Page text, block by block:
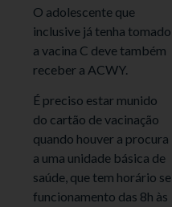
O adolescente que
inclusive já tenha tomado
a vacina C deve também
receber a ACWY.
É preciso estar munido
do cartão de vacinação
quando houver a procura
a uma unidade básica de
saúde, que tem horário se
funcionamento das 8h às